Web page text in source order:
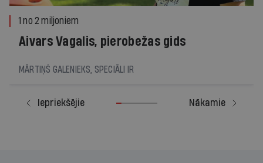
1 no 2 miljoniem
Aivars Vagalis, pierobežas gids
MĀRTIŅŠ GALENIEKS, SPECIĀLI IR
Iepriekšējie Nākamie